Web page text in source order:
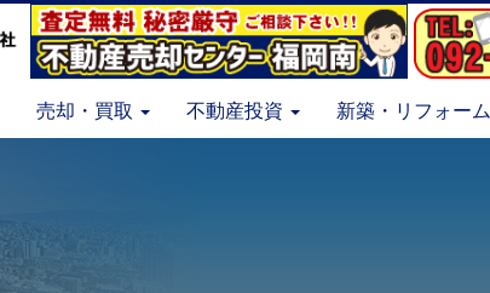
売却・買取 不動産投資 新築・リフォーム